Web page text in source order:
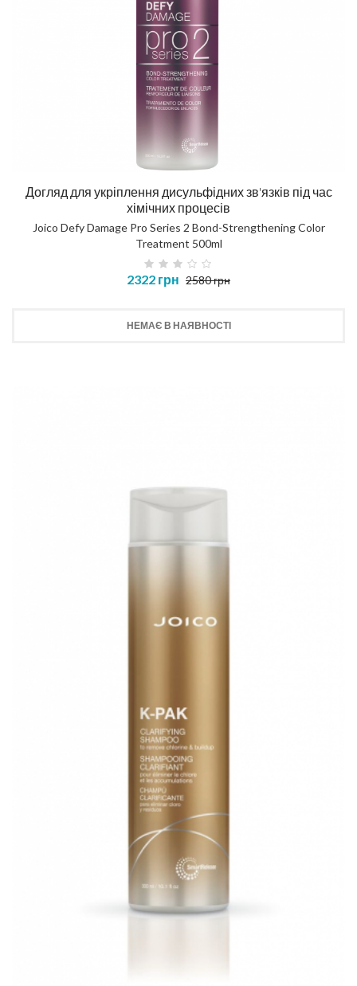
Догляд для укріплення дисульфідних зв'язків під час
хімічних процесів
Joico Defy Damage Pro Series 2 Bond-Strengthening Color
Treatment 500ml
2322 грн 2580 грн
НЕМАЄ В НАЯВНОСТІ